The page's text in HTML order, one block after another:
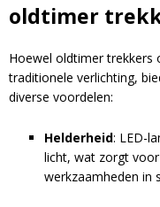
oldtimer
Hoewel oldtimer
traditionele verlichting,
diverse voordelen:
Helderheid: LED-
licht, wat zorgt
werkzaamheden in
r
n
a